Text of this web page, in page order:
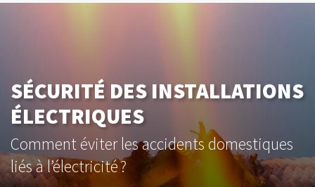
SÉCURITÉ DES INSTALLATIONS
ÉLECTRIQUES
Comment éviter les accidents domestiques
liés à l’électricité ?